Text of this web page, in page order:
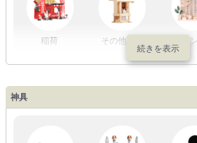
稲荷 その他の社 モダ
神具